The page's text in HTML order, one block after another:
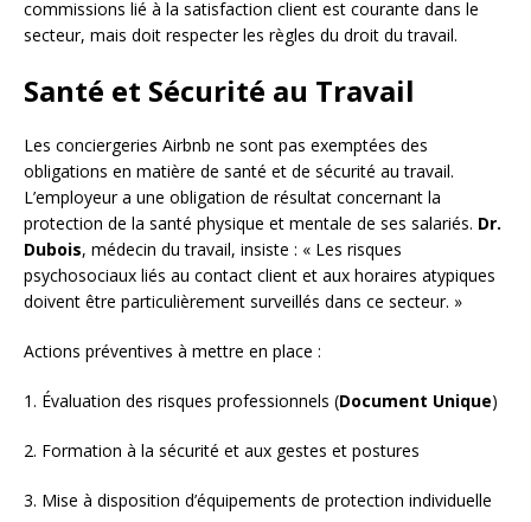
commissions lié à la satisfaction client est courante dans le
secteur, mais doit respecter les règles du droit du travail.
Santé et Sécurité au Travail
Les conciergeries Airbnb ne sont pas exemptées des
obligations en matière de santé et de sécurité au travail.
L’employeur a une obligation de résultat concernant la
protection de la santé physique et mentale de ses salariés. Dr.
Dubois, médecin du travail, insiste : « Les risques
psychosociaux liés au contact client et aux horaires atypiques
doivent être particulièrement surveillés dans ce secteur. »
Actions préventives à mettre en place :
1. Évaluation des risques professionnels (Document Unique)
2. Formation à la sécurité et aux gestes et postures
3. Mise à disposition d’équipements de protection individuelle